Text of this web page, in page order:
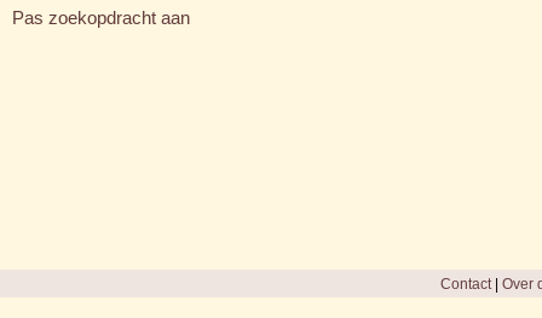
Pas zoekopdracht aan
Contact| Over